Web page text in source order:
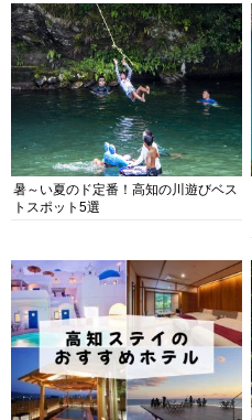
暑～い夏のド定番！高知の川遊びベス
トスポット5選